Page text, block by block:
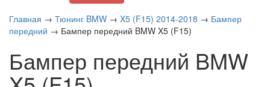
Главная → Тюнинг BMW → X5 (F15) 2014-2018 → Бампер
передний → Бампер передний BMW X5 (F15)
Бампер передний BMW